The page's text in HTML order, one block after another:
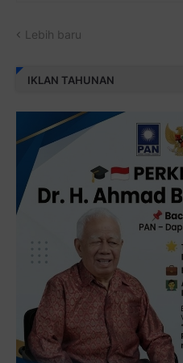
Lebih baru
IKLAN TAHUNAN